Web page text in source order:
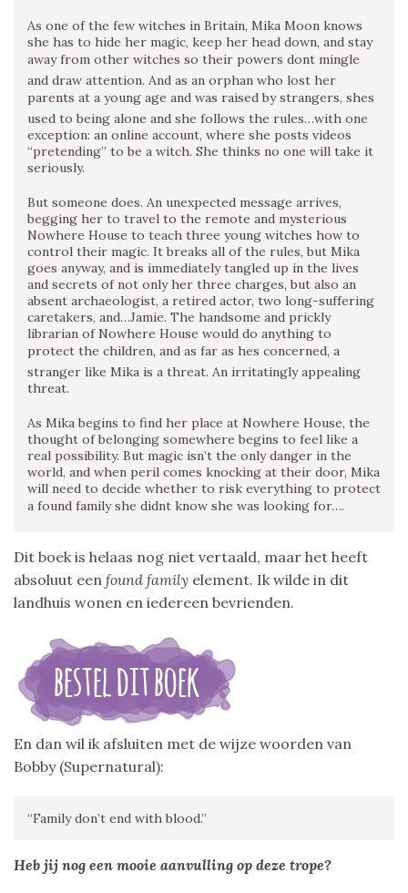
As one of the few witches in Britain, Mika Moon knows
she has to hide her magic, keep her head down, and stay
away from other witches so their powers dont mingle
and draw attention. And as an orphan who lost her
parents at a young age and was raised by strangers, shes
used to being alone and she follows the rules…with one
exception: an online account, where she posts videos
“pretending” to be a witch. She thinks no one will take it
seriously.
But someone does. An unexpected message arrives,
begging her to travel to the remote and mysterious
Nowhere House to teach three young witches how to
control their magic. It breaks all of the rules, but Mika
goes anyway, and is immediately tangled up in the lives
and secrets of not only her three charges, but also an
absent archaeologist, a retired actor, two long-suffering
caretakers, and…Jamie. The handsome and prickly
librarian of Nowhere House would do anything to
protect the children, and as far as hes concerned, a
stranger like Mika is a threat. An irritatingly appealing
threat.
As Mika begins to find her place at Nowhere House, the
thought of belonging somewhere begins to feel like a
real possibility. But magic isn’t the only danger in the
world, and when peril comes knocking at their door, Mika
will need to decide whether to risk everything to protect
a found family she didnt know she was looking for….
Dit boek is helaas nog niet vertaald, maar het heeft
absoluut een found family element. Ik wilde in dit
landhuis wonen en iedereen bevrienden.
En dan wil ik afsluiten met de wijze woorden van
Bobby (Supernatural):
“Family don’t end with blood.”
Heb jij nog een mooie aanvulling op deze trope?